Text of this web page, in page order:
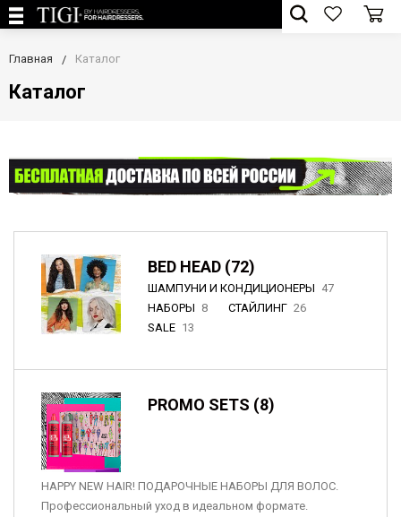
Главная Каталог
Каталог
BED HEAD (72)
ШАМПУНИ И КОНДИЦИОНЕРЫ 47
НАБОРЫ 8 СТАЙЛИНГ 26
SALE 13
PROMO SETS (8)
HAPPY NEW HAIR! ПОДАРОЧНЫЕ НАБОРЫ ДЛЯ ВОЛОС.
Профессиональный уход в идеальном формате.